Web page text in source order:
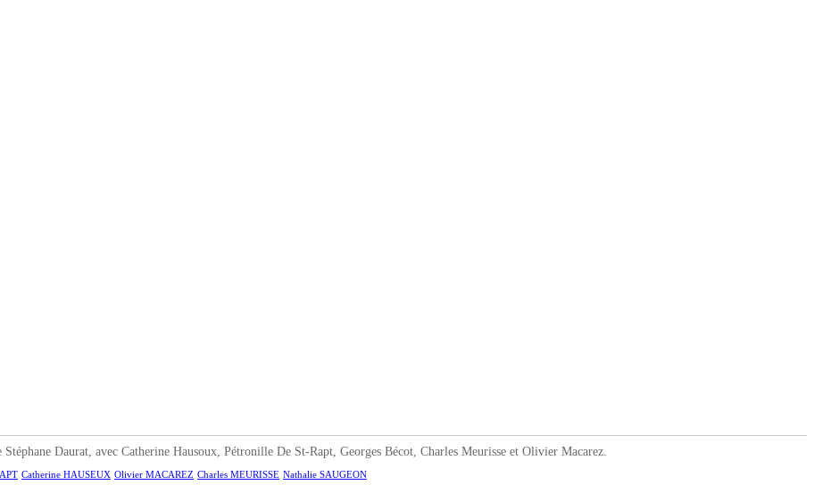
Daurat, avec Catherine Hausoux, Pétronille De St-Rapt, Georges Bécot, Charles Meurisse et Olivier Macarez.
Catherine HAUSEUX Olivier MACAREZ Charles MEURISSE Nathalie SAUGEON